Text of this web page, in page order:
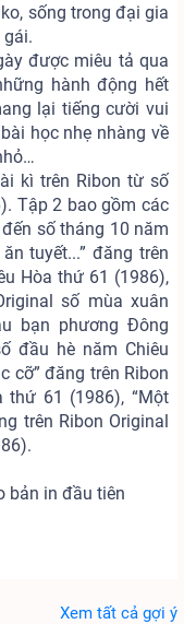
sống trong đại gia
được miêu tả qua
hành động hết
lại tiếng cười vui
học nhẹ nhàng về
kì trên Ribon từ số
Tập 2 bao gồm các
số tháng 10 năm
tuyết...” đăng trên
Hòa thứ 61 (1986),
số mùa xuân
bạn phương Đông
đầu hè năm Chiêu
cỡ” đăng trên Ribon
thứ 61 (1986), “Một
trên Ribon Original
bản in đầu tiên
Xem tất cả gợi ý